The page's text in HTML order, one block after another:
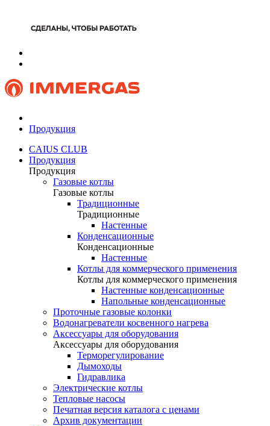
Продукция
CAIUS CLUB
Продукция
Продукция
Газовые котлы
Газовые котлы
Традиционные
Традиционные
Настенные
Конденсационные
Конденсационные
Настенные
Котлы для коммерческого применения
Котлы для коммерческого применения
Настенные конденсационные
Напольные конденсационные
Проточные газовые колонки
Водонагреватели косвенного нагрева
Аксессуары для оборудования
Аксессуары для оборудования
Терморегулирование
Дымоходы
Гидравлика
Электрические котлы
Тепловые насосы
Печатная версия каталога с ценами
Архив документации